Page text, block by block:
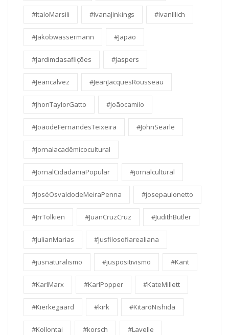
#ItaloMarsili #IvanaJinkings #IvanIllich
#Jakobwassermann #Japão
#Jardimdasaflições #Jaspers
#Jeancalvez #JeanJacquesRousseau
#JhonTaylorGatto #Joãocamilo
#JoãodeFernandesTeixeira #JohnSearle
#Jornalacadêmicocultural
#JornalCidadaniaPopular #jornalcultural
#JoséOsvaldodeMeiraPenna #josepaulonetto
#JrrTolkien #JuanCruzCruz #JudithButler
#JulianMarias #Jusfilosofiarealiana
#jusnaturalismo #juspositivismo #Kant
#KarlMarx #KarlPopper #KateMillett
#Kierkegaard #kirk #KitarōNishida
#Kollontai #korsch #Lavelle